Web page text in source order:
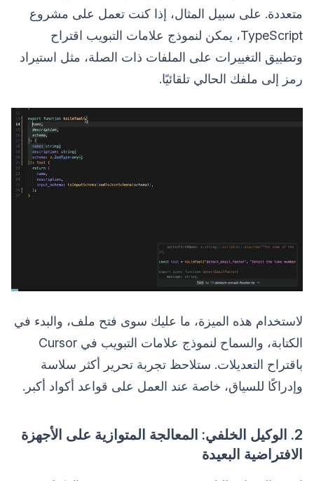
متعددة. على سبيل المثال، إذا كنت تعمل على مشروع
TypeScript، يمكن لنموذج علامات التبويب اقتراح
وتطبيق التغييرات على الملفات ذات الصلة، مثل استيراد
رمز إلى ملفك الحالي تلقائيًا.
لاستخدام هذه الميزة، ما عليك سوى فتح ملف، والبدء في
الكتابة، والسماح لنموذج علامات التبويب في Cursor
باقتراح التعديلات. ستلاحظ تجربة تحرير أكثر سلاسة
وإدراكًا للسياق، خاصة عند العمل على قواعد أكواد أكبر.
2. الوكيل الخلفي: المعالجة المتوازية على الأجهزة
الافتراضية البعيدة